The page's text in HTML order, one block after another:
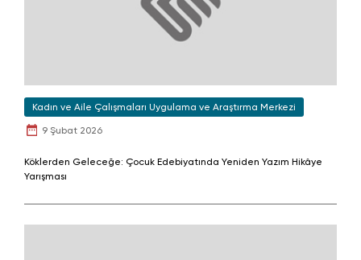
Kadın ve Aile Çalışmaları Uygulama ve Araştırma Merkezi
9 Şubat 2026
Köklerden Geleceğe: Çocuk Edebiyatında Yeniden Yazım Hikâye
Yarışması